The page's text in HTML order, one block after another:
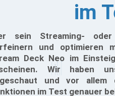
im
sein Streaming- oder
und optimieren
Deck Neo im
Wir haben
und vor allem
im Test genauer